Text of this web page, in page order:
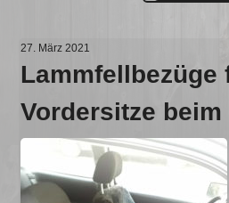
27. März 2021
Lammfellbezüge
Vordersitze beim